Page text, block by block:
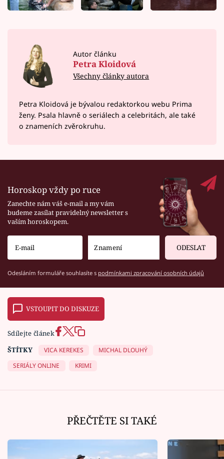
Autor článku
Petra Kloidová
Všechny články autora
Petra Kloidová je bývalou redaktorkou webu Prima
ženy. Psala hlavně o seriálech a celebritách, ale také
o znameních zvěrokruhu.
Horoskop vždy po ruce
Zanechte nám váš e-mail a my vám
budeme zasílat pravidelný newsletter s
vaším horoskopem.
ODESLAT
Odesláním formuláře souhlasíte s podmínkami zpracování osobních údajů
VSTOUPIT DO DISKUZE
Sdílejte článek
ŠTÍTKY
VICA KEREKES
MICHAL DLOUHÝ
SERIÁLY ONLINE
KRIMI
PŘEČTĚTE SI TAKÉ